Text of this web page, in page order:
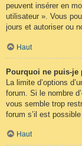
peuvent insérer en
utilisateur ». Vous
jours et autoriser ou
Haut
Pourquoi ne puis-je
La limite d’options
forum. Si le nombre
vous semble trop
forum s’il est possible
Haut